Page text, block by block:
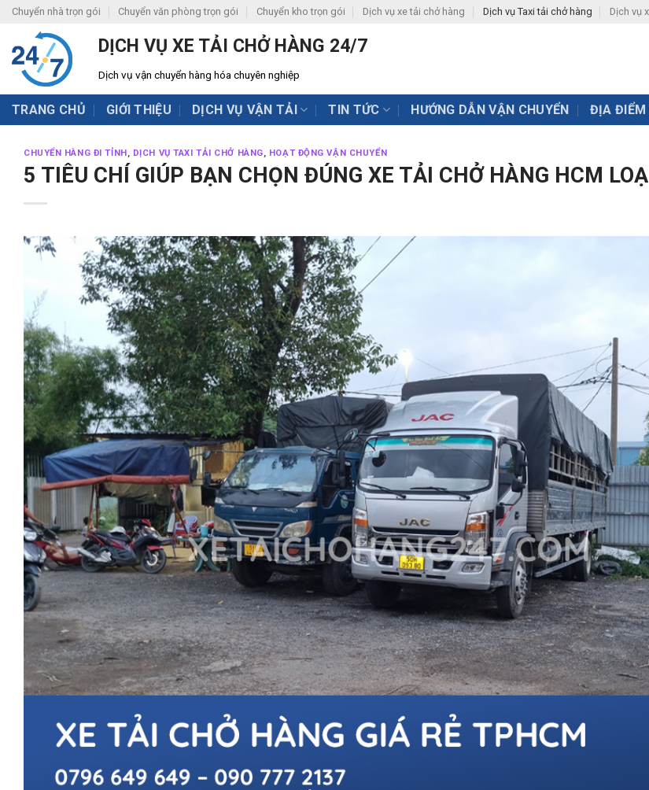
Skip
content
Chuyển nhà trọn gói Chuyển văn phòng trọn gói Chuyển kho trọn gói Dịch vụ xe tải chở hàng Dịch vụ Taxi tải chở hàng Dịch vụ
DỊCH VỤ XE TẢI CHỞ HÀNG 24/7
Dịch vụ vận chuyển hàng hóa chuyên nghiệp
TRANG CHỦ GIỚI THIỆU DỊCH VỤ VẬN TẢI TIN TỨC HƯỚNG DẪN VẬN CHUYỂN ĐỊA ĐIỂM
CHUYỂN HÀNG ĐI TỈNH, DỊCH VỤ TAXI TẢI CHỞ HÀNG, HOẠT ĐỘNG VẬN CHUYỂN
5 TIÊU CHÍ GIÚP BẠN CHỌN ĐÚNG XE TẢI CHỞ HÀNG HCM